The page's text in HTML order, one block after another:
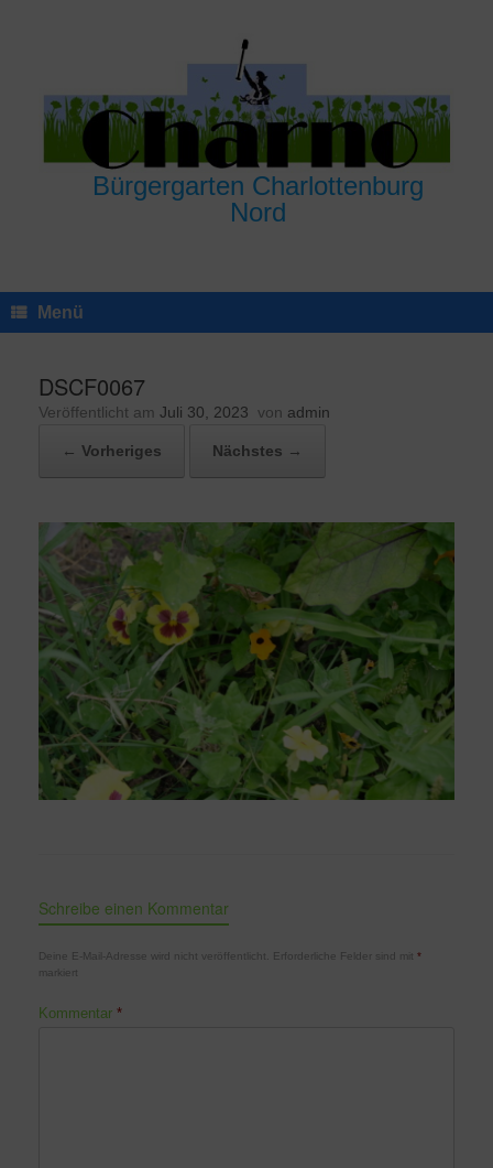
Bürgergarten Charlottenburg
Nord
Menü
DSCF0067
Veröffentlicht am Juli 30, 2023 von admin
← Vorheriges Nächstes →
Schreibe einen Kommentar
Deine E-Mail-Adresse wird nicht veröffentlicht. Erforderliche Felder sind mit *
markiert
Kommentar *